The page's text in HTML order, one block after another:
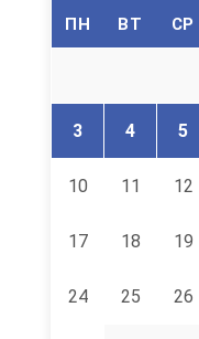
ПН ВТ СР
3 4 5
10 11 12
17 18 19
24 25 26